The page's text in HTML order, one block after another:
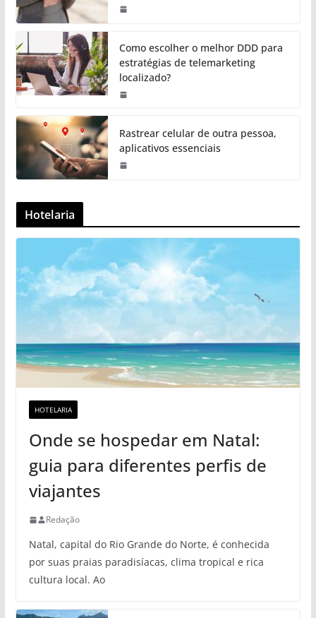
Como escolher o melhor DDD para
estratégias de telemarketing
localizado?
Rastrear celular de outra pessoa,
aplicativos essenciais
Hotelaria
HOTELARIA
Onde se hospedar em Natal:
guia para diferentes perfis de
viajantes
Redação
Natal, capital do Rio Grande do Norte, é conhecida
por suas praias paradisíacas, clima tropical e rica
cultura local. Ao